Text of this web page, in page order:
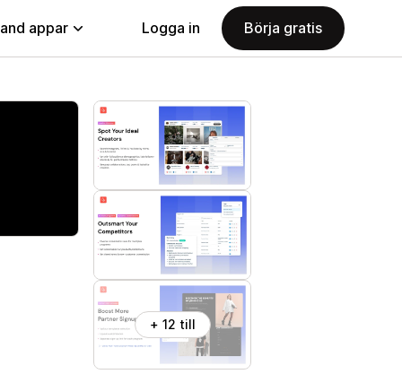
appar Logga in Börja gratis
+ 12 till